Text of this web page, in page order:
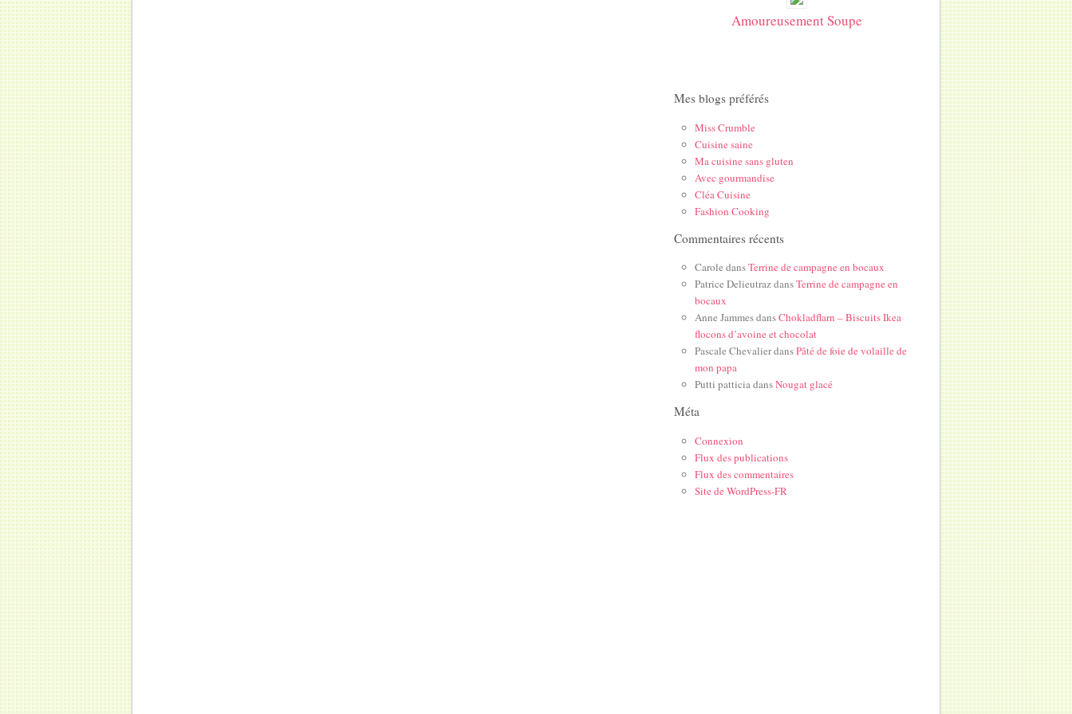
Amoureusement Soupe
Mes blogs préférés
Miss Crumble
Cuisine saine
Ma cuisine sans gluten
Avec gourmandise
Cléa Cuisine
Fashion Cooking
Commentaires récents
Carole dansTerrine de campagne en bocaux
Patrice DelieutrazdansTerrine de campagne en
bocaux
Anne JammesdansChokladflarn – Biscuits Ikea
flocons d’avoine et chocolat
Pascale ChevalierdansPâté de foie de volaille de
mon papa
Putti patticiadansNougat glacé
Méta
Connexion
Flux des publications
Flux des commentaires
Site de WordPress-FR